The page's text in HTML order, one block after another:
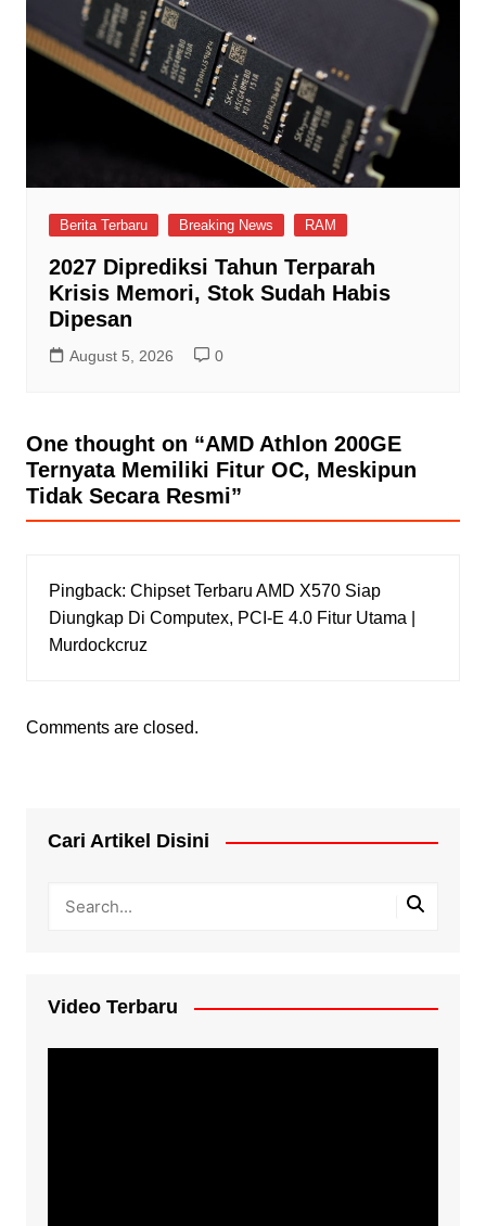
Berita Terbaru Breaking News RAM
2027 Diprediksi Tahun Terparah
Krisis Memori, Stok Sudah Habis
Dipesan
August 5, 2026 0
One thought on “AMD Athlon 200GE
Ternyata Memiliki Fitur OC, Meskipun
Tidak Secara Resmi”
Pingback: Chipset Terbaru AMD X570 Siap
Diungkap Di Computex, PCI-E 4.0 Fitur Utama |
Murdockcruz
Comments are closed.
Cari Artikel Disini
Video Terbaru